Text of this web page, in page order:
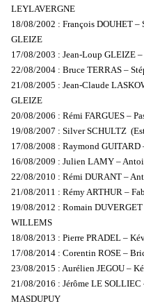
LEYLAVERGNE
18/08/2002 : François DOUHET –
GLEIZE
17/08/2003 : Jean-Loup GLEIZE
22/08/2004 : Bruce TERRAS –
21/08/2005 : Jean-Claude
GLEIZE
20/08/2006 : Rémi FARGUES –
19/08/2007 : Silver SCHULTZ
17/08/2008 : Raymond
16/08/2009 : Julien LAMY –
22/08/2010 : Rémi DURANT –
21/08/2011 : Rémy ARTHUR –
19/08/2012 : Romain
WILLEMS
18/08/2013 : Pierre PRADEL –
17/08/2014 : Corentin ROSE –
23/08/2015 : Aurélien JEGOU –
21/08/2016 : Jérôme LE SOLLIEC
MASDUPUY